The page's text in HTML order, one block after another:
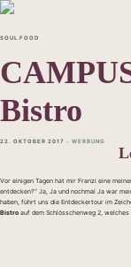
SOUL FOOD
Bistro
22. OKTOBER 2017 - WERBUNG
Vor einigen Tagen hat mir Franzi eine
entdecken?“ Ja, Ja und nochmal Ja war
haben, führt uns die Entdeckertour im
Bistro auf dem Schlösschenweg 2,